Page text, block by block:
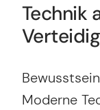
Technik
Moderne